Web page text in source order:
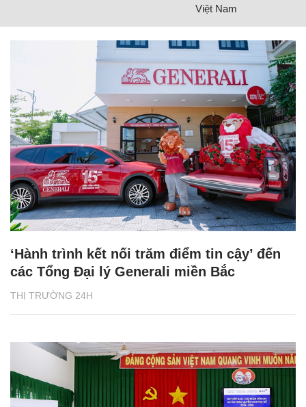
Việt Nam
THỊ TRƯỜNG 24H
‘Hành trình kết nối trăm điểm tin cậy’ đến
các Tổng Đại lý Generali miền Bắc